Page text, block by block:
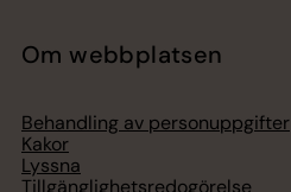
Om webbplatsen
Behandling av personuppgifter
Kakor
Lyssna
Tillgänglighetsredogörelse